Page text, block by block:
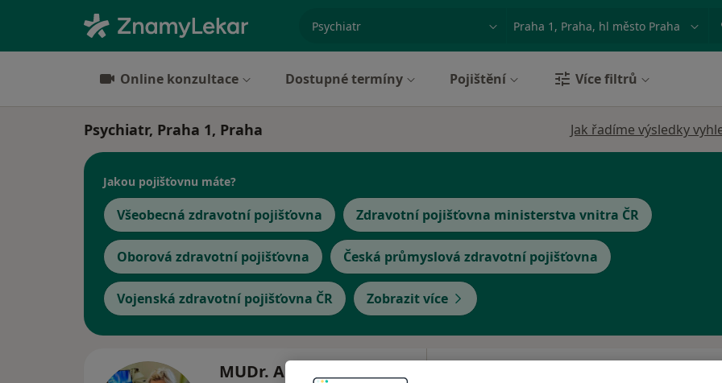
Město nebo region
Online konzultace Dostupné termíny Pojištění Více filtrů
Psychiatr, Praha 1, Praha Jak řadíme výsledky
Jakou pojišťovnu máte?
Všeobecná zdravotní pojišťovna Zdravotní pojišťovna ministerstva vnitra ČR
Oborová zdravotní pojišťovna Česká průmyslová zdravotní pojišťovna
Vojenská zdravotní pojišťovna ČR Zobrazit více
MUDr. Andrea Dutková